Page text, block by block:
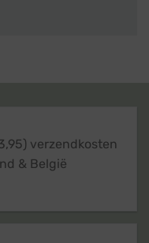
verzendkosten
& België